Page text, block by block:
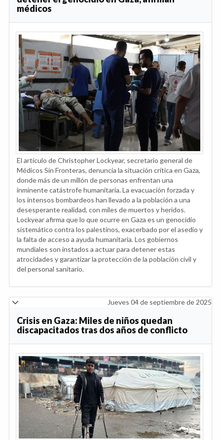
médicos
El artículo de Christopher Lockyear, secretario general de
Médicos Sin Fronteras, denuncia la situación crítica en Gaza,
donde más de un millón de personas enfrentan una
inminente catástrofe humanitaria. La evacuación forzada y
los intensos bombardeos han llevado a la población a una
desesperante realidad, con miles de muertos y heridos.
Lockyear afirma que lo que ocurre en Gaza es un genocidio
sistemático contra los palestinos, exacerbado por el asedio y
la falta de acceso a ayuda humanitaria. Los gobiernos
mundiales son instados a actuar para detener estas
atrocidades y garantizar la protección de la población civil y
del personal sanitario.
Jueves 04 de septiembre de 2025
Crisis en Gaza: Miles de niños quedan
discapacitados tras dos años de conflicto